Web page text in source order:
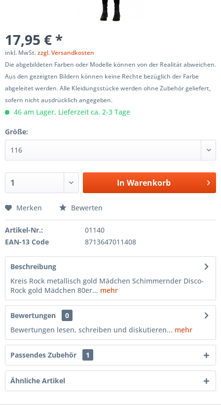
17,95 € *
inkl. MwSt.zzgl. Versandkosten
Die abgebildeten Farben oder Modelle können von der Realität abweichen.
Aus den gezeigten Bildern können keine Rechte bezüglich der Farbe
abgeleitet werden. Alle Kleidungsstücke werden ohne Zubehör geliefert,
sofern nicht ausdrücklich angegeben.
46 am Lager, Lieferzeit ca. 2-3 Tage
Größe:
In Warenkorb
Merken Bewerten
Artikel-Nr.:
01140
EAN-13 Code
8713647011408
Beschreibung
Kreis Rock metallisch gold Mädchen Schimmernder Disco-
Rock gold Mädchen 80er... mehr
Bewertungen
0
Bewertungen lesen, schreiben und diskutieren... mehr
Passendes Zubehör 1
Ähnliche Artikel